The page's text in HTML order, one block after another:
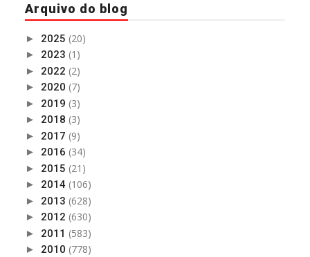
Arquivo do blog
► 2025 (20)
► 2023 (1)
► 2022 (2)
► 2020 (7)
► 2019 (3)
► 2018 (3)
► 2017 (9)
► 2016 (34)
► 2015 (21)
► 2014 (106)
► 2013 (628)
► 2012 (630)
► 2011 (583)
► 2010 (778)